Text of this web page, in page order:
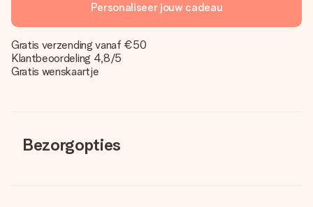
Personaliseer jouw cadeau
Gratis verzending vanaf €50
Klantbeoordeling 4,8/5
Gratis wenskaartje
Bezorgopties